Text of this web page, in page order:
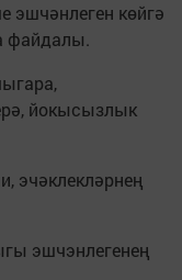
эшчәнлеген көйгә
файдалы.
йокысызлык
эчәклекләрнең
эшчэнлегенең